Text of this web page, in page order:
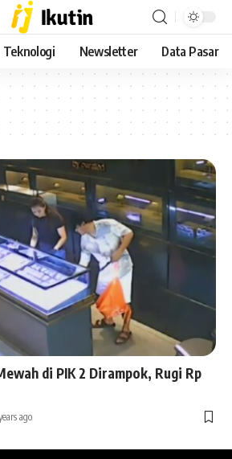
Teknologi Newsletter Data Pasar
di PIK 2 Dirampok, Rugi Rp
ago